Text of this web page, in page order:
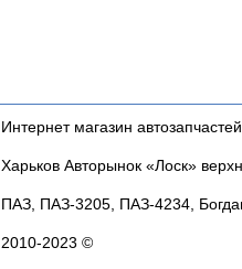
Интернет магазин
Харьков Авторынок «Лоск»
ПАЗ, ПАЗ-3205, ПАЗ-4234,
2010-2023 ©